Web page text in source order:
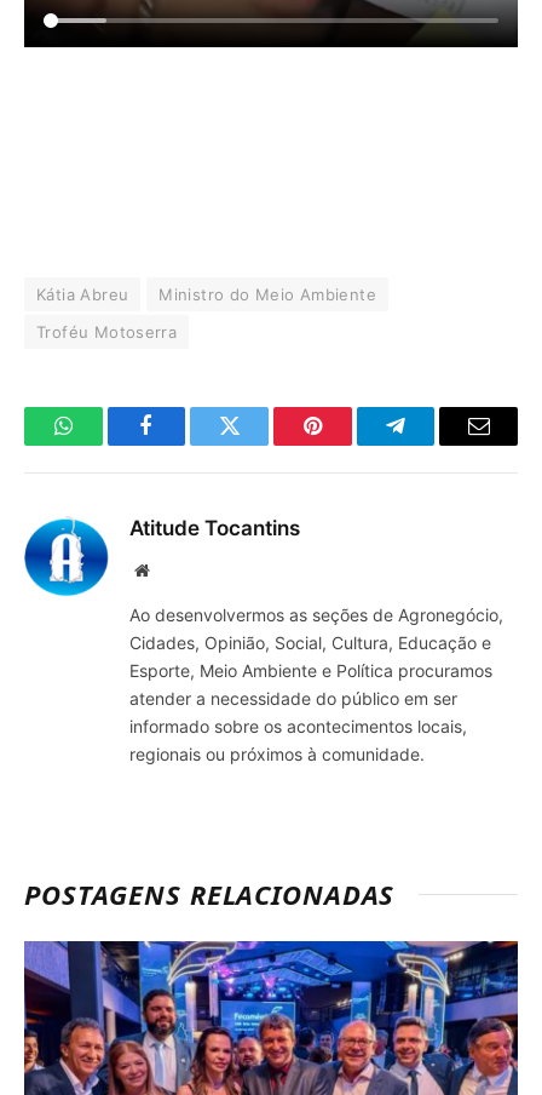
Kátia Abreu
Ministro do Meio Ambiente
Troféu Motoserra
WhatsAppFacebookTwitter Pinterest TelegramaE-
Atitude Tocantins
Site
Ao desenvolvermos as seções de Agronegócio,
Cidades, Opinião, Social, Cultura, Educação e
Esporte, Meio Ambiente e Política procuramos
atender a necessidade do público em ser
informado sobre os acontecimentos locais,
regionais ou próximos à comunidade.
POSTAGENS RELACIONADAS